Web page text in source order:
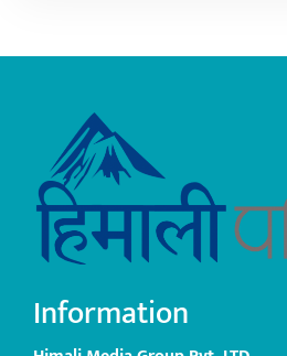
Information